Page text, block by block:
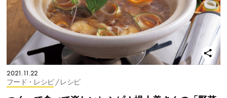
2021.11.22
フード・レシピ / レシピ